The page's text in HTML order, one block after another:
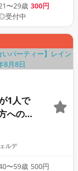
〜29歳 300円
受付中
1人で
への婚
ルデ
〜59歳 500円